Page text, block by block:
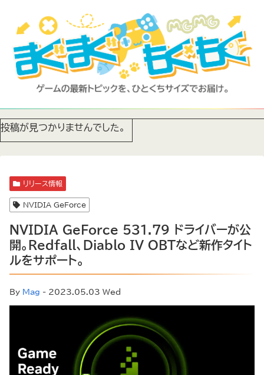
投稿が見つかりませんでした。
リリース情報
NVIDIA GeForce
NVIDIA GeForce 531.79 ドライバーが公
開。Redfall、Diablo IV OBTなど新作タイト
ルをサポート。
By Mag - 2023.05.03 Wed